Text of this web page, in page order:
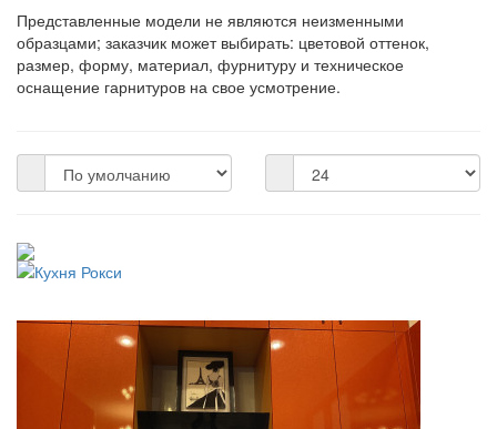
Представленные модели не являются неизменными
образцами; заказчик может выбирать: цветовой оттенок,
размер, форму, материал, фурнитуру и техническое
оснащение гарнитуров на свое усмотрение.